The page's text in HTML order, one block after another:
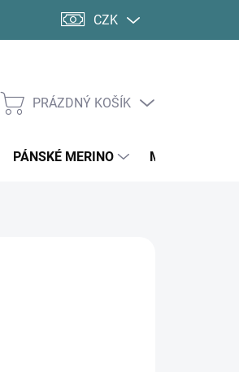
CZK
NÁKUPNÍ
PRÁZDNÝ KOŠÍK
PÁNSKÉ MERINO MERINO